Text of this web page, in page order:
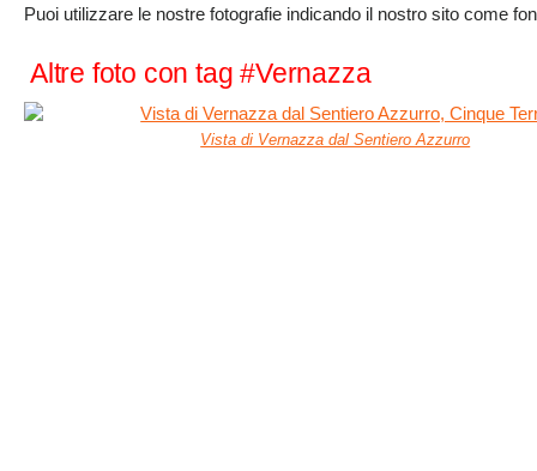
Puoi utilizzare le nostre fotografie indicando il nostro sito come
Altre foto con tag #Vernazza
Vista di Vernazza dal Sentiero Azzurro